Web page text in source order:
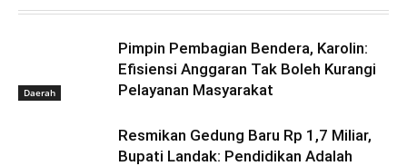
Daerah
Pimpin Pembagian Bendera, Karolin:
Efisiensi Anggaran Tak Boleh Kurangi
Pelayanan Masyarakat
Resmikan Gedung Baru Rp 1,7 Miliar,
Bupati Landak: Pendidikan Adalah